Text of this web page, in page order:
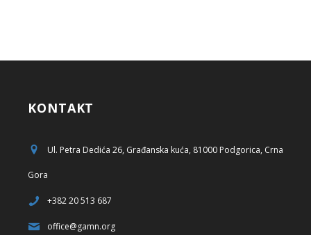
KONTAKT
Ul. Petra Dedića 26, Građanska kuća, 81000 Podgorica, Crna
Gora
+382 20 513 687
office@gamn.org